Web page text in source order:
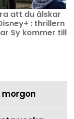
att du älskar
: thrillern
Sy kommer till
morgon